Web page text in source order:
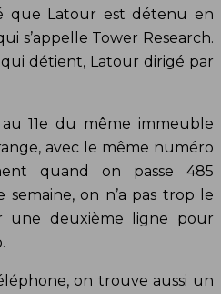
que Latour est détenu en
s’appelle Tower Research.
détient, Latour dirigé par
au 11e du même immeuble
avec le même numéro
quand on passe 485
semaine, on n’a pas trop le
une deuxième ligne pour
on trouve aussi un